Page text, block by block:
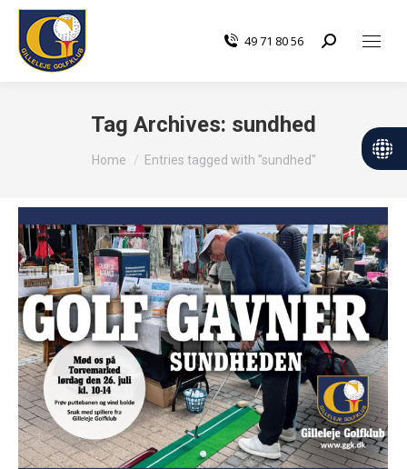
49 71 80 56 Search:
Tag Archives: sundhed
You are here:
Home Entries tagged with "sundhed"